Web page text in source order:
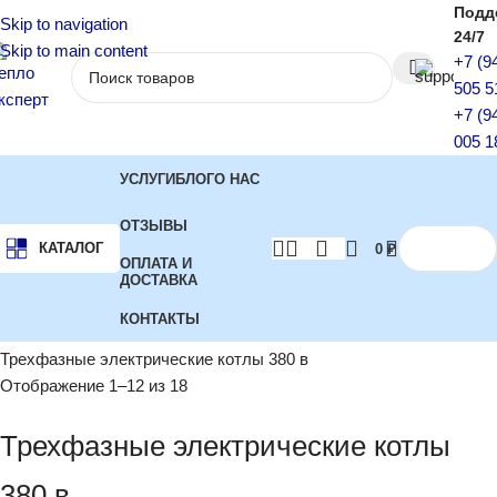
Skip to navigation
Skip to main content
24/7
+7
505
+7
005
КАТАЛОГ
УСЛУГИБЛОГО НАС
ОТЗЫВЫ
ОПЛАТА И
ДОСТАВКА
КОНТАКТЫ
0 ₽
Трехфазные электрические котлы 380 в
Отображение 1–12 из 18
Трехфазные электрические котлы